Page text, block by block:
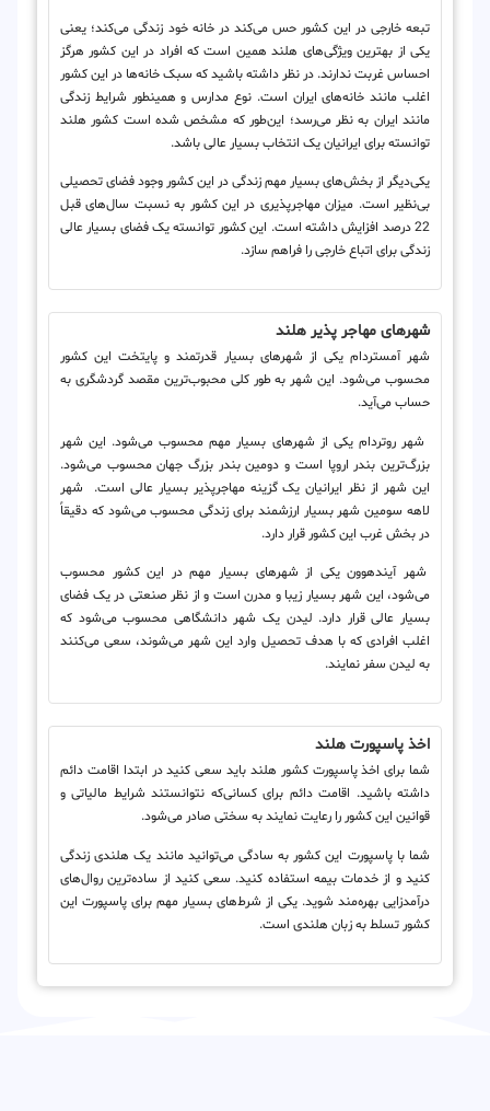
تبعه خارجی در این کشور حس می‌کند در خانه خود زندگی می‌کند؛ یعنی
یکی از بهترین ویژگی‌های هلند همین است که افراد در این کشور هرگز
احساس غربت ندارند. در نظر داشته باشید که سبک خانه‌ها در این کشور
اغلب مانند خانه‌های ایران است. نوع مدارس و همینطور شرایط زندگی
مانند ایران به نظر می‌رسد؛ این‌طور که مشخص شده است کشور هلند
توانسته برای ایرانیان یک انتخاب بسیار عالی باشد.
یکی‌دیگر از بخش‌های بسیار مهم زندگی در این کشور وجود فضای تحصیلی
بی‌نظیر است. میزان مهاجر‌پذیری در این کشور به نسبت سال‌های قبل
22 درصد افزایش داشته است. این کشور توانسته یک فضای بسیار عالی
زندگی برای اتباع خارجی را فراهم سازد.
شهرهای مهاجر پذیر هلند
شهر آمستردام یکی از شهرهای بسیار قدرتمند و پایتخت این کشور
محسوب می‌شود. این شهر به طور کلی محبوب‌ترین مقصد گردشگری به
حساب می‌آید.
شهر روتردام یکی از شهرهای بسیار مهم محسوب می‌شود. این شهر
بزرگ‌ترین بندر اروپا است و دومین بندر بزرگ جهان محسوب می‌شود.
این شهر از نظر ایرانیان یک گزینه مهاجرپذیر بسیار عالی است.
شهر
لاهه سومین شهر بسیار ارزشمند برای زندگی محسوب می‌شود که دقیقاً
در بخش غرب این کشور قرار دارد.
شهر آیندهوون یکی از شهرهای بسیار مهم در این کشور محسوب
می‌شود، این شهر بسیار زیبا و مدرن است و از نظر صنعتی در یک فضای
بسیار عالی قرار دارد. لیدن یک شهر دانشگاهی محسوب می‌شود که
اغلب افرادی که با هدف تحصیل وارد این شهر می‌شوند، سعی می‌کنند
به لیدن سفر نمایند.
اخذ پاسپورت هلند
شما برای اخذ پاسپورت کشور هلند باید سعی کنید در ابتدا اقامت دائم
داشته باشید. اقامت دائم برای کسانی‌که نتوانستند شرایط مالیاتی و
قوانین این کشور را رعایت نمایند به سختی صادر می‌شود.
شما با پاسپورت این کشور به سادگی می‌توانید مانند یک هلندی زندگی
کنید و از خدمات بیمه استفاده کنید. سعی کنید از ساده‌ترین روال‌های
درآمدزایی بهره‌مند شوید. یکی از شرط‌های بسیار مهم برای پاسپورت این
کشور تسلط به زبان هلندی است.